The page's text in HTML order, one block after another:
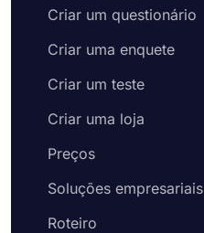
Criar um questionário
Criar uma enquete
Criar um teste
Criar uma loja
Preços
Soluções empresariais
Roteiro